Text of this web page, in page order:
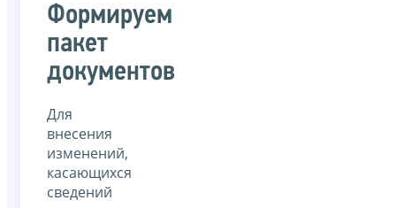
Формируем
пакет
документов
Для
внесения
изменений,
касающихся
сведений